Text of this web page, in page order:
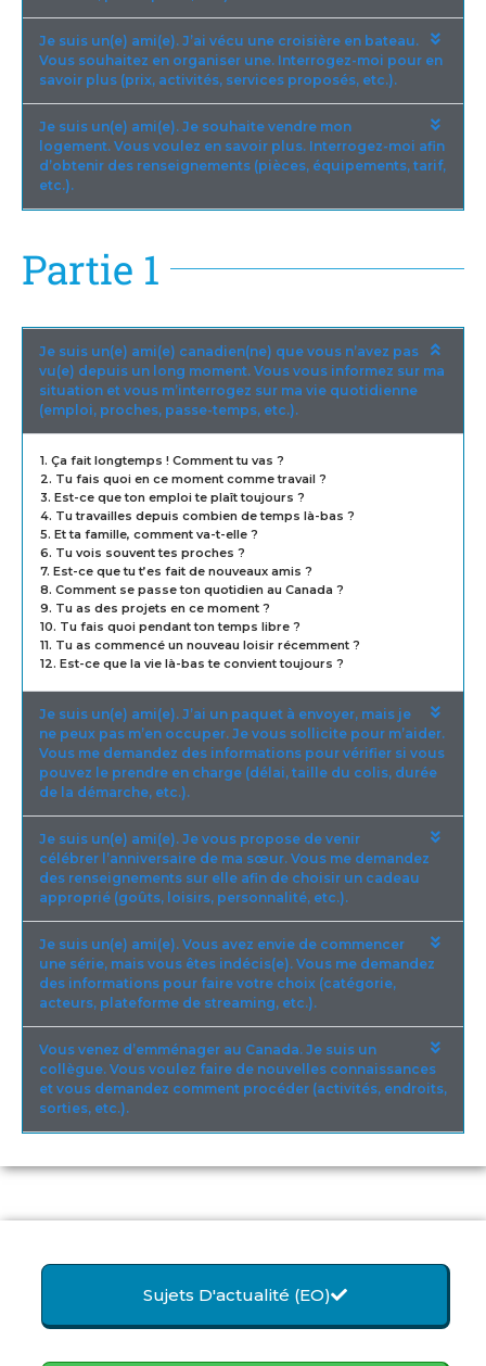
Je suis un(e) ami(e). J’ai vécu une croisière en bateau.
Vous souhaitez en organiser une. Interrogez-moi pour en
savoir plus (prix, activités, services proposés, etc.).
Je suis un(e) ami(e). Je souhaite vendre mon
logement. Vous voulez en savoir plus. Interrogez-moi afin
d’obtenir des renseignements (pièces, équipements, tarif,
etc.).
Partie 1
Je suis un(e) ami(e) canadien(ne) que vous n’avez pas
vu(e) depuis un long moment. Vous vous informez sur ma
situation et vous m’interrogez sur ma vie quotidienne
(emploi, proches, passe-temps, etc.).
1. Ça fait longtemps ! Comment tu vas ?
2. Tu fais quoi en ce moment comme travail ?
3. Est-ce que ton emploi te plaît toujours ?
4. Tu travailles depuis combien de temps là-bas ?
5. Et ta famille, comment va-t-elle ?
6. Tu vois souvent tes proches ?
7. Est-ce que tu t’es fait de nouveaux amis ?
8. Comment se passe ton quotidien au Canada ?
9. Tu as des projets en ce moment ?
10. Tu fais quoi pendant ton temps libre ?
11. Tu as commencé un nouveau loisir récemment ?
12. Est-ce que la vie là-bas te convient toujours ?
Je suis un(e) ami(e). J’ai un paquet à envoyer, mais je
ne peux pas m’en occuper. Je vous sollicite pour m’aider.
Vous me demandez des informations pour vérifier si vous
pouvez le prendre en charge (délai, taille du colis, durée
de la démarche, etc.).
Je suis un(e) ami(e). Je vous propose de venir
célébrer l’anniversaire de ma sœur. Vous me demandez
des renseignements sur elle afin de choisir un cadeau
approprié (goûts, loisirs, personnalité, etc.).
Je suis un(e) ami(e). Vous avez envie de commencer
une série, mais vous êtes indécis(e). Vous me demandez
des informations pour faire votre choix (catégorie,
acteurs, plateforme de streaming, etc.).
Vous venez d’emménager au Canada. Je suis un
collègue. Vous voulez faire de nouvelles connaissances
et vous demandez comment procéder (activités, endroits,
sorties, etc.).
Sujets D'actualité (EO)